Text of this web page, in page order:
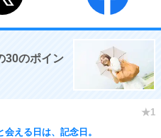
30のポイン
える日は、記念日。